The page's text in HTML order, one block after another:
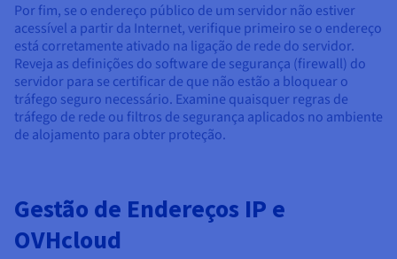
Por fim, se o endereço público de um servidor não estiver
acessível a partir da Internet, verifique primeiro se o endereço
está corretamente ativado na ligação de rede do servidor.
Reveja as definições do software de segurança (firewall) do
servidor para se certificar de que não estão a bloquear o
tráfego seguro necessário. Examine quaisquer regras de
tráfego de rede ou filtros de segurança aplicados no ambiente
de alojamento para obter proteção.
Gestão de Endereços IP e
OVHcloud